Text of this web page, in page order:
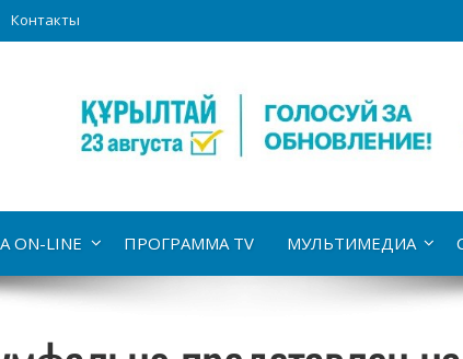
Контакты
ON-LINE ПРОГРАММА TV МУЛЬТИМЕДИА